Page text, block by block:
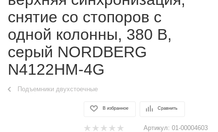
снятие со стопоров с
одной колонны, 380 В,
серый NORDBERG
N4122HM-4G
Подъемники двухстоечные
В избранное Сравнить
Артикул: 01-00004603